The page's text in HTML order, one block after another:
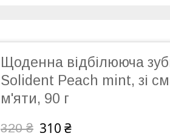
Щоденна відбілююча
Solident Peach mint, зі
м'яти, 90 г
320 ₴ 310 ₴